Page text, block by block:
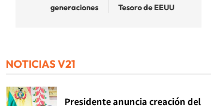
generaciones
Tesoro de EEUU
NOTICIAS V21
Presidente anuncia creación del